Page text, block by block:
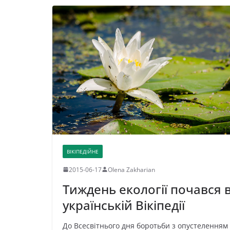
ВІКІПЕДІЙНЕ
2015-06-17 Olena Zakharian
Тиждень екології почався
українській Вікіпедії
До Всесвітнього дня боротьби з опустеленням